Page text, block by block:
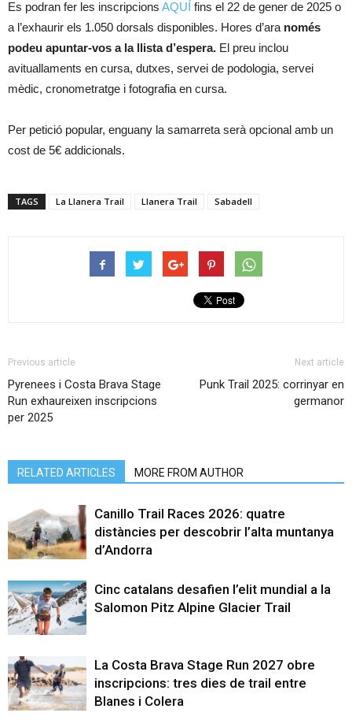
Es podran fer les inscripcions AQUÍ fins el 22 de gener de 2025 o
a l’exhaurir els 1.050 dorsals disponibles. Hores d’ara només
podeu apuntar-vos a la llista d’espera. El preu inclou
avituallaments en cursa, dutxes, servei de podologia, servei
mèdic, cronometratge i fotografia en cursa.
Per petició popular, enguany la samarreta serà opcional amb un
cost de 5€ addicionals.
TAGS La Llanera Trail Llanera Trail Sabadell
Previous article
Pyrenees i Costa Brava Stage
Run exhaureixen inscripcions
per 2025
Next article
Punk Trail 2025: corrinyar en
germanor
RELATED ARTICLES MORE FROM AUTHOR
Canillo Trail Races 2026: quatre
distàncies per descobrir l’alta muntanya
d’Andorra
Cinc catalans desafien l’elit mundial a la
Salomon Pitz Alpine Glacier Trail
La Costa Brava Stage Run 2027 obre
inscripcions: tres dies de trail entre
Blanes i Colera